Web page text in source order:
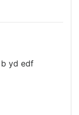
b yd edf